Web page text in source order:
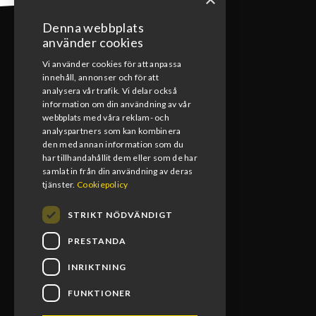
KONTAKT
0492-15391
info@blomsmx.com
Tegelbruksgatan 8, 598 40 Vimmerby
Denna webbplats
använder cookies
Vi använder cookies för att anpassa
innehåll, annonser och för att
analysera vår trafik. Vi delar också
information om din användning av vår
webbplats med våra reklam- och
analyspartners som kan kombinera
den med annan information som du
har tillhandahållit dem eller som de har
samlat in från din användning av deras
tjänster. Cookiepolicy
STRIKT NÖDVÄNDIGT
PRESTANDA
INRIKTNING
FUNKTIONER